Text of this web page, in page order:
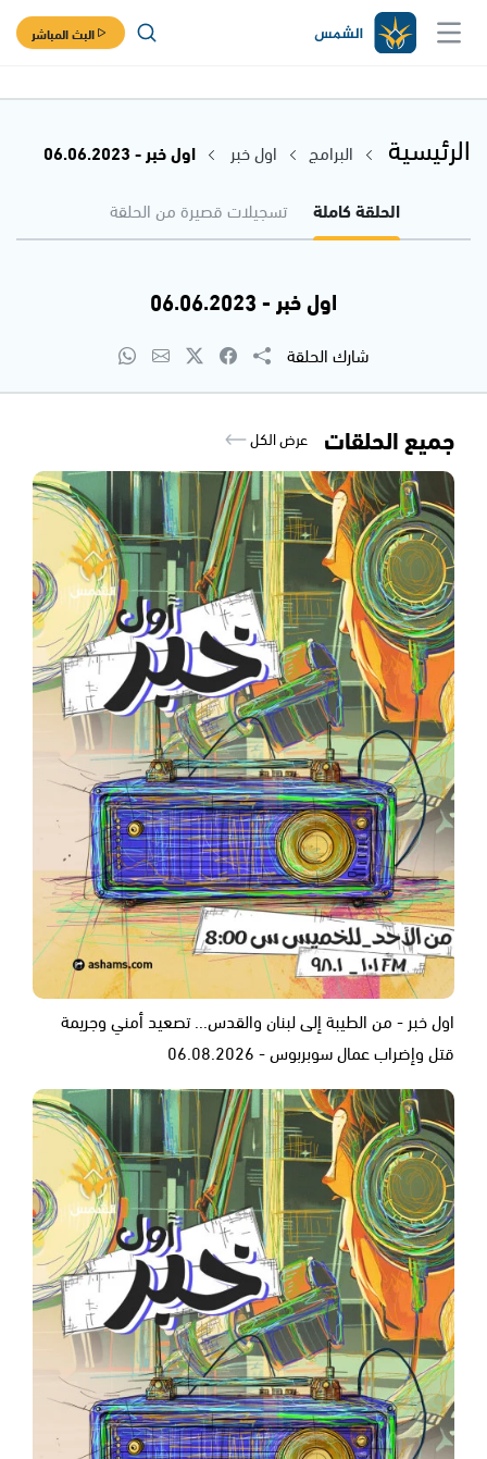
البث المباشر
الرئيسية البرامج اول خبر
اول خبر - 06.06.2023
الحلقة كاملة
تسجيلات قصيرة من الحلقة
اول خبر - 06.06.2023
شارك الحلقة
جميع الحلقات عرض الكل
اول خبر - من الطيبة إلى لبنان والقدس... تصعيد أمني وجريمة
قتل وإضراب عمال سوبربوس - 06.08.2026